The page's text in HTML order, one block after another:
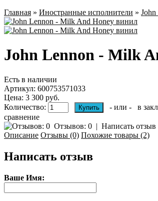
Главная » Иностранные исполнители »
John Lennon - Milk
Есть в наличии
Артикул: 600753571033
Цена: 3 300 руб.
Количество:
- или -
в
сравнение
Отзывов: 0 | Написать отзыв
Описание Отзывы (0) Похожие товары (2)
Написать отзыв
Ваше Имя: